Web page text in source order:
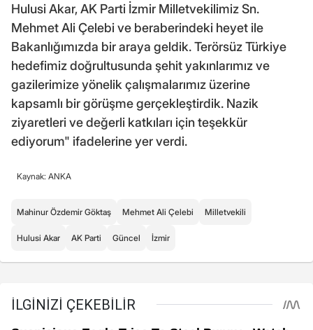
Hulusi Akar, AK Parti İzmir Milletvekilimiz Sn.
Mehmet Ali Çelebi ve beraberindeki heyet ile
Bakanlığımızda bir araya geldik. Terörsüz Türkiye
hedefimiz doğrultusunda şehit yakınlarımız ve
gazilerimize yönelik çalışmalarımız üzerine
kapsamlı bir görüşme gerçekleştirdik. Nazik
ziyaretleri ve değerli katkıları için teşekkür
ediyorum" ifadelerine yer verdi.
Kaynak: ANKA
Mahinur Özdemir Göktaş Mehmet Ali Çelebi Milletvekili
Hulusi Akar AK Parti Güncel İzmir